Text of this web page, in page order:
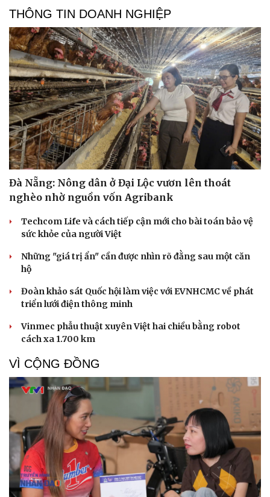
Cải chính
THÔNG TIN DOANH NGHIỆP
Đà Nẵng: Nông dân ở Đại Lộc vươn lên thoát
nghèo nhờ nguồn vốn Agribank
Techcom Life và cách tiếp cận mới cho bài toán bảo vệ
sức khỏe của người Việt
Những "giá trị ẩn" cần được nhìn rõ đằng sau một căn
hộ
Đoàn khảo sát Quốc hội làm việc với EVNHCMC về phát
triển lưới điện thông minh
Vinmec phẫu thuật xuyên Việt hai chiều bằng robot
cách xa 1.700 km
VÌ CỘNG ĐỒNG